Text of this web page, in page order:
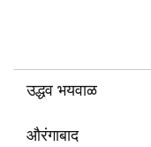
उद्धव भयवाळ
औरंगाबाद